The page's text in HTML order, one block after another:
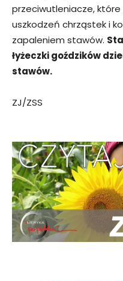
przeciwutleniacze,
uszkodzeń chrząstek i
zapaleniem stawów.
łyżeczki goździków
stawów.
ZJ/ZSS